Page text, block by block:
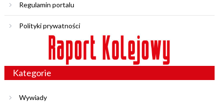
Regulamin portalu
Polityki prywatności
Kategorie
Wywiady